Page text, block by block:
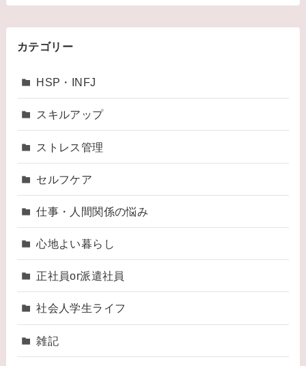
カテゴリー
HSP・INFJ
スキルアップ
ストレス管理
セルフケア
仕事・人間関係の悩み
心地よい暮らし
正社員or派遣社員
社会人学生ライフ
雑記